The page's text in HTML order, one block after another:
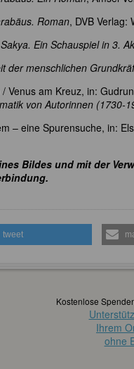
Roman, DVB Verlag:
Ein Schauspiel in 3.
der menschlichen
Venus am Kreuz, in:
von Autorinnen (1730-
– eine Spurensuche, in:
Bildes und mit der
tweet
Kostenlose
Ihrem
ohne